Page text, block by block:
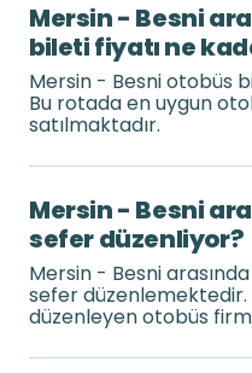
Mersin - Besni
bileti fiyatı ne
Mersin - Besni otobüs
Bu rotada en uygun
satılmaktadır.
Mersin - Besni
sefer düzenliyor?
Mersin - Besni
sefer
düzenleyen otobüs